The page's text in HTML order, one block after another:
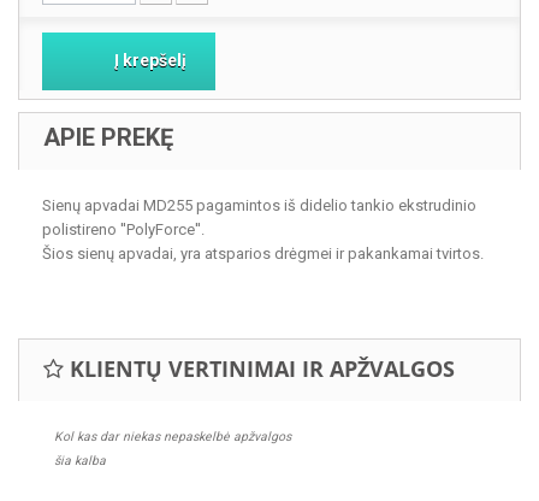
Į krepšelį
APIE PREKĘ
Sienų apvadai MD255 pagamintos iš didelio tankio ekstrudinio
polistireno ''PolyForce''.
Šios sienų apvadai, yra atsparios drėgmei ir pakankamai tvirtos.
KLIENTŲ VERTINIMAI IR APŽVALGOS
Kol kas dar niekas nepaskelbė apžvalgos
šia kalba